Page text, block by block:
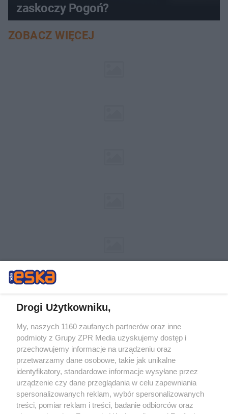
zaskoczy Pogoń?
ZOBACZ WIĘCEJ
Żaden utwór zamieszczony w serwisie nie może być powielany i
rozpowszechniany lub dalej rozpowszechniany w jakikolwiek sposób (w
tym także elektroniczny lub mechaniczny) na jakimkolwiek polu
eksploatacji w jakiejkolwiek formie, włącznie z umieszczaniem w
Internecie bez pisemnej zgody właściciela praw. Jakiekolwiek użycie lub
wykorzystanie utworów w całości lub w części z naruszeniem prawa,
tzn. bez właściwej zgody, jest zabronione pod groźbą kary i może być
ścigane prawnie.
Drogi Użytkowniku,
My, naszych 1160 zaufanych partnerów oraz inne
podmioty z Grupy ZPR Media uzyskujemy dostęp i
przechowujemy informacje na urządzeniu oraz
przetwarzamy dane osobowe, takie jak unikalne
identyfikatory, standardowe informacje wysyłane przez
urządzenie czy dane przeglądania w celu zapewniania
spersonalizowanych reklam, wybór spersonalizowanych
treści, pomiar reklam i treści, badanie odbiorców oraz